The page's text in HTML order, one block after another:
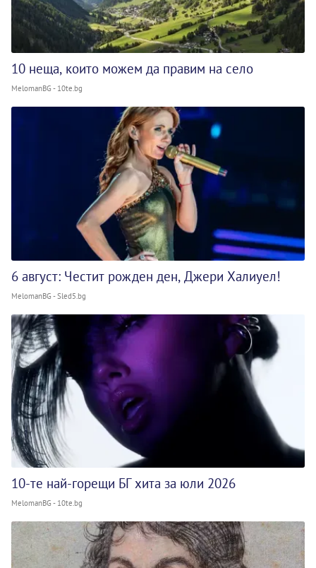
10 неща, които можем да правим на село
MelomanBG - 10te.bg
6 август: Честит рожден ден, Джери Халиуел!
MelomanBG - Sled5.bg
10-те най-горещи БГ хита за юли 2026
MelomanBG - 10te.bg